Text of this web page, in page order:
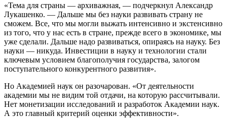
«Тема для страны — архиважная, — подчеркнул Александр
Лукашенко. — Дальше мы без науки развивать страну не
сможем. Все, что мы могли выжать интенсивно и экстенсивно
из того, что у нас есть в стране, прежде всего в экономике, мы
уже сделали. Дальше надо развиваться, опираясь на науку. Без
науки — никуда. Инвестиции в науку и технологии стали
ключевым условием благополучия государства, залогом
поступательного конкурентного развития».
Но Академией наук он разочарован. «От деятельности
академии мы не видим той отдачи, на которую рассчитывали.
Нет монетизации исследований и разработок Академии наук.
А это главный критерий оценки эффективности».